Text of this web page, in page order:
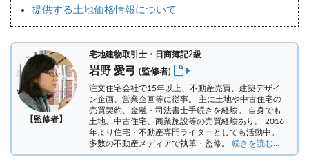
提供する土地価格情報について
【監修者】
宅地建物取引士・日商簿記2級
岩野 愛弓 (監修者)
注文住宅会社で15年以上、不動産売買、建築デザイ
ン企画、営業企画等に従事。 主に土地や中古住宅の
売買契約、金融・司法書士手続きを経験。 自身でも
土地、中古住宅、商業施設等の売買経験あり。 2016
年より住宅・不動産専門ライターとしても活動中。
多数の不動産メディアで執筆・監修。 続きを読む...